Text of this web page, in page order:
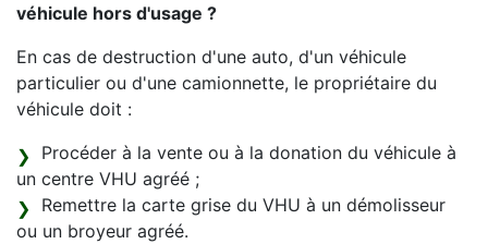
véhicule hors d'usage ?
En cas de destruction d'une auto, d'un véhicule
particulier ou d'une camionnette, le propriétaire du
véhicule doit :
Procéder à la vente ou à la donation du véhicule à
un centre VHU agréé ;
Remettre la carte grise du VHU à un démolisseur
ou un broyeur agréé.